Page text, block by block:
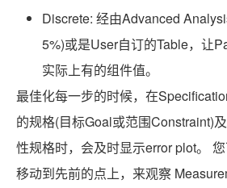
Discrete: 经由Advanced
5%)或是User自订的Table，让
实际上有的组件值。
最佳化每一步的时候，在
的规格(目标Goal或范围Constraint)
性规格时，会及时显示error plot。
移动到先前的点上，来观察